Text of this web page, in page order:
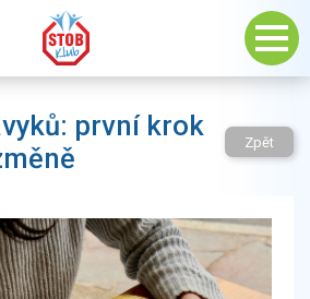
první krok
Zpět